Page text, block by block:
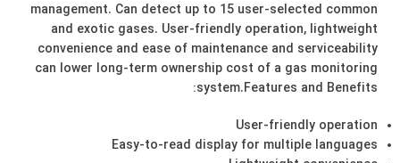
management. Can detect up to 15 user-selected common
and exotic gases. User-friendly operation, lightweight
convenience and ease of maintenance and serviceability
can lower long-term ownership cost of a gas monitoring
system.Features and Benefits
:
User-friendly operation
Easy-to-read display for multiple languages